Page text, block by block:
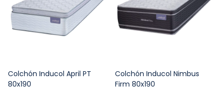
Colchón Inducol April PT
80x190
Colchón Inducol Nimbus
Firm 80x190